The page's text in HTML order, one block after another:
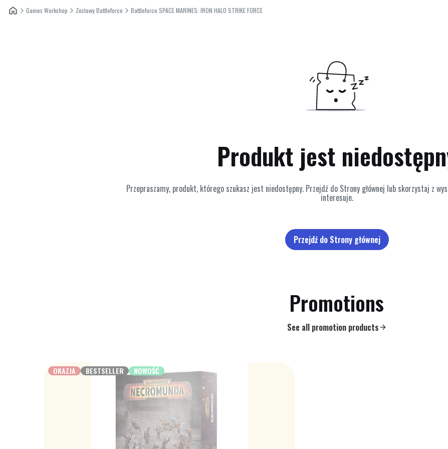
Games Workshop Zestawy Battleforce Battleforce SPACE MARINES: IRON HALO STRIKE FORCE
Produkt jest
Przepraszamy, produkt, którego szukasz jest niedostępny. Przejdź do Strony głównej lub skorzystaj z
interesuje.
Przejdź do Strony głównej
Promotions
See all promotion products
OKAZJA BESTSELLER NOWOŚĆ